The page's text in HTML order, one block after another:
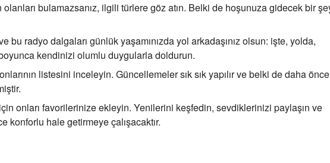
bulamazsanız, ilgili türlere göz atın. Belki de hoşunuza gidecek bir
bu radyo dalgaları günlük yaşamınızda yol arkadaşınız olsun: işte, yolda,
kendinizi olumlu duygularla doldurun.
listesini inceleyin. Güncellemeler sık sık yapılır ve belki de daha önce
onları favorilerinize ekleyin. Yenilerini keşfedin, sevdiklerinizi paylaşın ve
hale getirmeye çalışacaktır.